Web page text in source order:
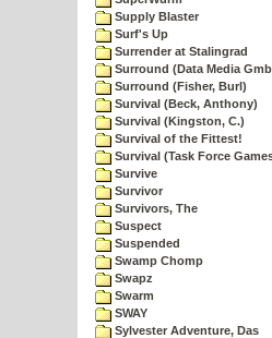
Supply Blaster
Surf's Up
Surrender at Stalingrad
Surround (Data Media
Surround (Fisher, Burl)
Survival (Beck, Anthony)
Survival (Kingston, C.)
Survival of the Fittest!
Survival (Task Force
Survive
Survivor
Survivors, The
Suspect
Suspended
Swamp Chomp
Swapz
Swarm
SWAY
Sylvester Adventure, Das